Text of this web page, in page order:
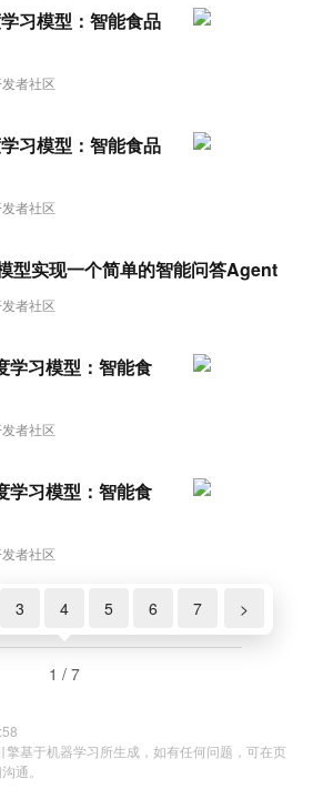
者社区
习模型：智能食品
者社区
习模型：智能食品
者社区
型实现一个简单的智能问答Agent
者社区
学习模型：智能食
者社区
学习模型：智能食
3 4 5 6 7 >
1 / 7
基于机器学习所生成，如有任何问题，可在页
通。